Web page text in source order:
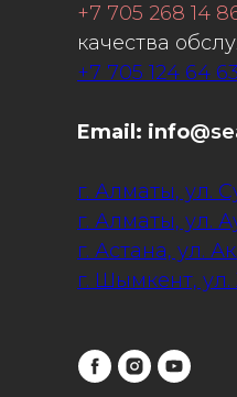
+7 705 268 14
качества
+7 705 124 64 63
Email: info
г. Алматы, ул.
г. Алматы, ул.
г. Астана, ул.
г. Шымкент,